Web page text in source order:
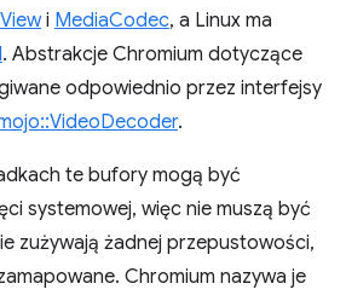
i MediaCodec, a Linux ma
. Abstrakcje Chromium dotyczące
odpowiednio przez interfejsy
.
te bufory mogą być
systemowej, więc nie muszą być
zużywają żadnej przepustowości,
Chromium nazywa je